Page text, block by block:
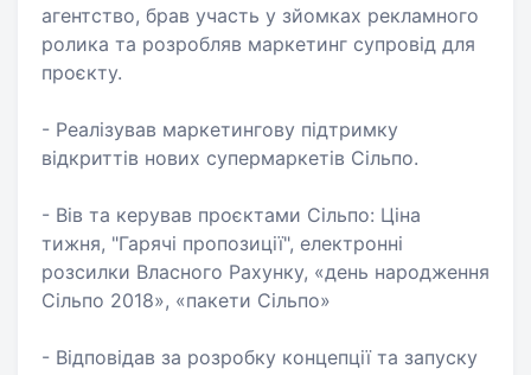
агентство, брав участь у зйомках рекламного
ролика та розробляв маркетинг супровід для
проєкту.
- Реалізував маркетингову підтримку
відкриттів нових супермаркетів Сільпо.
- Вів та керував проєктами Сільпо: Ціна
тижня, "Гарячі пропозиції", електронні
розсилки Власного Рахунку, «день народження
Сільпо 2018», «пакети Сільпо»
- Відповідав за розробку концепції та запуску